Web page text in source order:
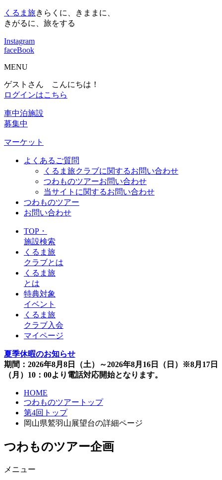
くるま旅きらくに、きままに、
きがるに、旅をする
Instagram
faceBook
MENU
ゲストさん こんにちは！
ログインはこちら
車中泊施設
募集中
マーケット
よくあるご質問
くるま旅クラブに関するお問い合わせ
つわものツアーお問い合わせ
当サイトに関するお問い合わせ
つわものツアー
お問い合わせ
TOP・
施設検索
くるま旅
クラブとは
くるま旅
とは
特典対象
イベント
くるま旅
クラブ入会
マイページ
夏季休暇のお知らせ
期間：2026年8月8日（土）～2026年8月16日（日）※8月17日
（月）10：00より電話対応開始となります。
HOME
つわものツアートップ
第4回トップ
岡山県鷲羽山展望台の詳細ページ
つわものツアー企画
メニュー